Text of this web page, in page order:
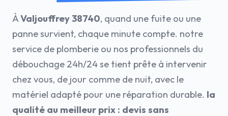
ÀValjouffrey 38740, quand une fuite ou une
panne survient, chaque minute compte. notre
service de plomberie ou nos professionnels du
débouchage 24h/24 se tient prête à intervenir
chez vous, de jour comme de nuit, avec le
matériel adapté pour une réparation durable. la
qualité au meilleur prix : devis sans